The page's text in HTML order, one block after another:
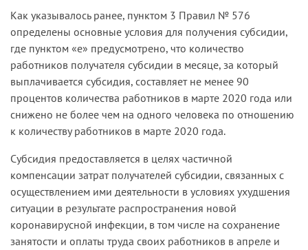
заявителей, представлено не было.
Таким образом, суды исходили из того, что при
определении соответствия заявителей
требованиям для получения субсидий
необходимо принимать во внимание
фактически осуществляемую заявителями
деятельность, которая относится к отраслям
российской экономики, в наибольшей степени
пострадавшим в условиях ухудшения ситуации в
результате распространения новой
коронавирусной инфекции, а следовательно,
заявители отвечают условиям, перечисленным в
пункте 3 Правил № 576, для включения в реестр
в целях получения субсидии.
орган по месту нахождения юридического лица.
Отказывая обществу в удовлетворении его
требований, суды пришли к выводу, что абзац
второй пункта 1 Правил № 576 в части,
предусматривающей определение получателя
субсидии по основному виду экономической
деятельности, информация о котором
Российской Федерации в целях реализации
возложенных на него федеральным
законодательством полномочий на
поддержание субъектов малого и среднего
предпринимательства, пострадавших в условиях
ухудшения ситуации в результате
определение получателя субсидии в целях
Правил № 576 по основному виду
экономической деятельности, информация о
котором содержится в ЕГРЮЛ либо ЕГРИП по
состоянию на 01.03.20.
даты является несоблюдением условий для
включения в реестр на предоставление
субсидии, определенных Правилами № 576, что
исключает возможность получения субсидии.
При этом налоговые органы не вправе
принимать решения о выплате субсидий по
основаниям, не поименованным в Правилах №
576, и устанавливать основной вид деятельности
лица, претендующего на получение субсидии,
иным способом, без учета сведений,
содержащихся в ЕГРЮЛ.
Как указывалось ранее, пунктом 3 Правил № 576
определены основные условия для получения субсидии,
где пунктом «е» предусмотрено, что количество
работников получателя субсидии в месяце, за который
выплачивается субсидия, составляет не менее 90
процентов количества работников в марте 2020 года или
снижено не более чем на одного человека по отношению
к количеству работников в марте 2020 года.
Субсидия предоставляется в целях частичной
компенсации затрат получателей субсидии, связанных с
осуществлением ими деятельности в условиях ухудшения
ситуации в результате распространения новой
коронавирусной инфекции, в том числе на сохранение
занятости и оплаты труда своих работников в апреле и